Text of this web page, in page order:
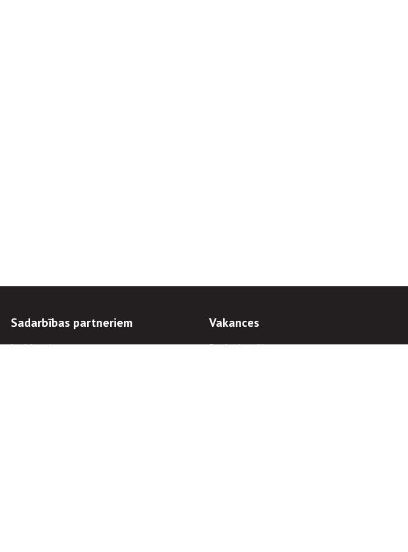
Sadarbības partneriem
Iepirkumi
Vakances
Darba iespējas